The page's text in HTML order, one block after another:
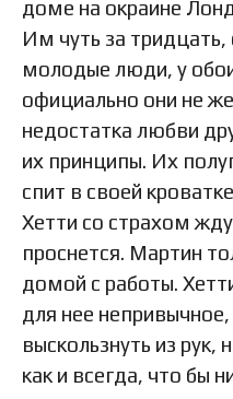
доме на окраине
Им чуть за
молодые люди, у
официально они не
недостатка любви
их принципы. Их
спит в своей
Хетти со страхом
проснется. Мартин
домой с работы.
для нее
выскользнуть из рук,
как и всегда, что бы